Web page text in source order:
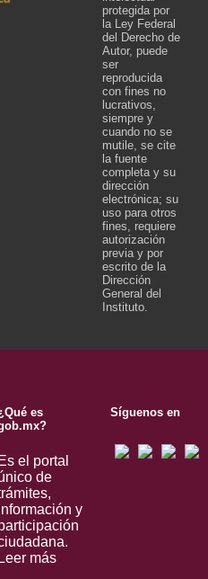
protegida por
la Ley Federal
del Derecho de
Autor, puede
ser
reproducida
con fines no
lucrativos,
siempre y
cuando no se
mutile, se cite
la fuente
completa y su
dirección
electrónica; su
uso para otros
fines, requiere
autorización
previa y por
escrito de la
Dirección
General del
Instituto.
es
Es el portal
de
y
Leer más
Síguenos en